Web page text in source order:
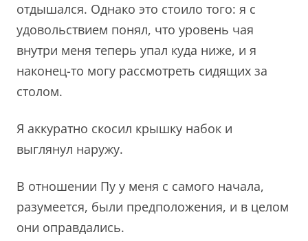
отдышался. Однако это стоило того: я с
удовольствием понял, что уровень чая
внутри меня теперь упал куда ниже, и я
наконец-то могу рассмотреть сидящих за
столом.
Я аккуратно скосил крышку набок и
выглянул наружу.
В отношении Пу у меня с самого начала,
разумеется, были предположения, и в целом
они оправдались.